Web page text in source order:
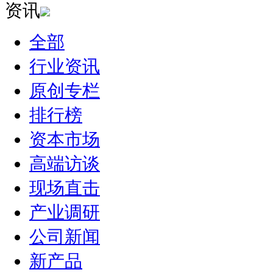
资讯
全部
行业资讯
原创专栏
排行榜
资本市场
高端访谈
现场直击
产业调研
公司新闻
新产品